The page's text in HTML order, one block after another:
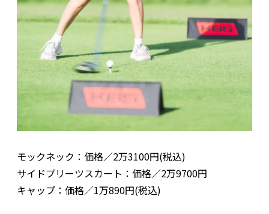
モックネック：価格／2万3100円(税込)
サイドプリーツスカート：価格／2万9700円
キャップ：価格／1万890円(税込)